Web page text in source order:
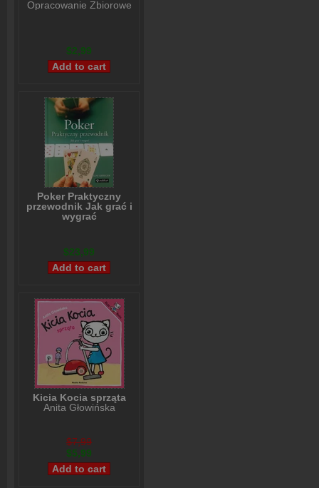
Opracowanie Zbiorowe
$2,99
Poker Praktyczny
przewodnik Jak grać i
wygrać
$23,99
Kicia Kocia sprząta
Anita Głowińska
$7,99
$5,99